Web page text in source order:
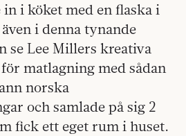
i köket med en flaska i
i denna tynande
se Lee Millers kreativa
matlagning med sådan
norska
och samlade på sig 2
fick ett eget rum i huset.